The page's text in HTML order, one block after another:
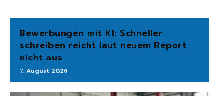
Bewerbungen mit KI: Schneller
schreiben reicht laut neuem Report
nicht aus
7. August 2026